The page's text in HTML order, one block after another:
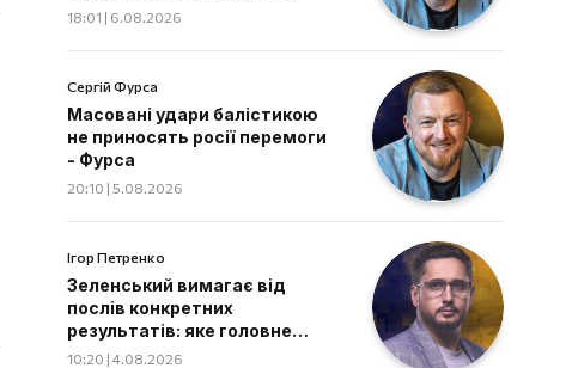
18:01 | 6.08.2026
Сергій Фурса
Масовані удари балістикою
не приносять росії перемоги
- Фурса
20:10 | 5.08.2026
Ігор Петренко
Зеленський вимагає від
послів конкретних
результатів: яке головне
завдання дипломатів
10:20 | 4.08.2026